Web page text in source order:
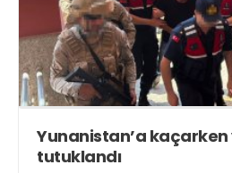
Yunanistan’a kaçarken
tutuklandı